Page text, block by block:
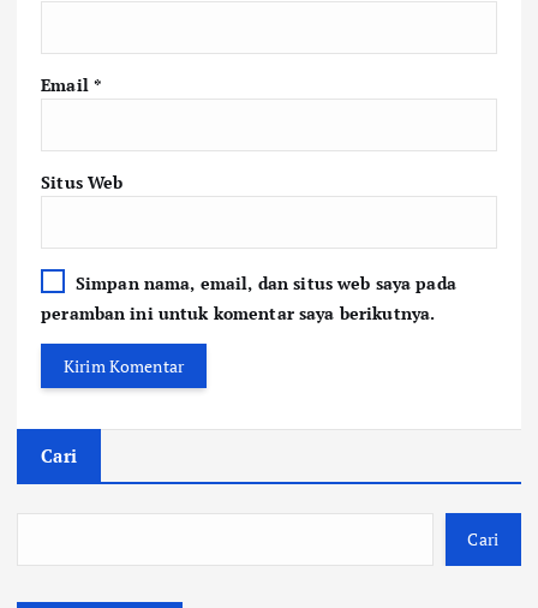
Email *
Situs Web
Simpan nama, email, dan situs web saya pada
peramban ini untuk komentar saya berikutnya.
Cari
Cari